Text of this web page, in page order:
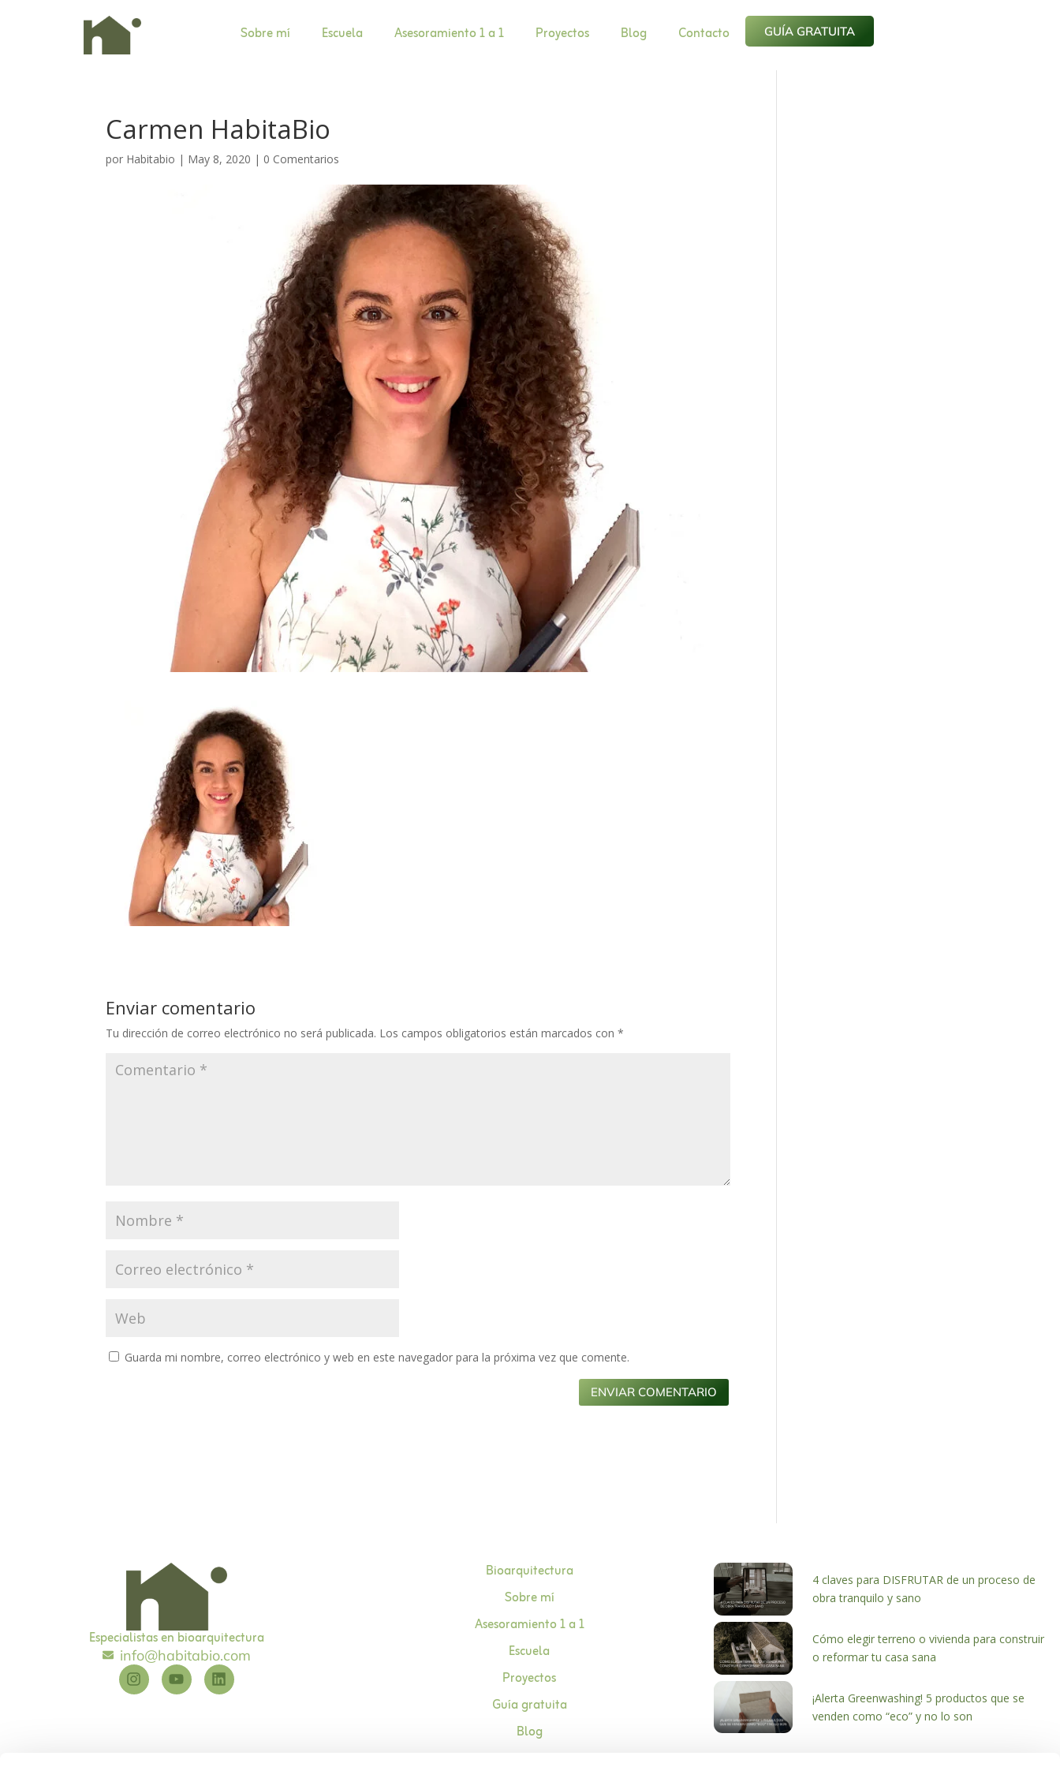
Sobre mí Escuela Asesoramiento 1 a 1 Proyectos Blog Contacto GUÍA GRATUITA
Carmen HabitaBio
por Habitabio | May 8, 2020 | 0 Comentarios
Enviar comentario
Tu dirección de correo electrónico no será publicada. Los campos obligatorios están marcados con*
Guarda mi nombre, correo electrónico y web en este navegador para la próxima vez que comente.
Especialistas en bioarquitectura
info@habitabio.com
Bioarquitectura
Sobre mí
Asesoramiento 1 a 1
Escuela
Proyectos
Guía gratuita
Blog
4 claves para DISFRUTAR de un proceso de
obra tranquilo y sano
Cómo elegir terreno o vivienda para construir
o reformar tu casa sana
¡Alerta Greenwashing! 5 productos que se
venden como “eco” y no lo son